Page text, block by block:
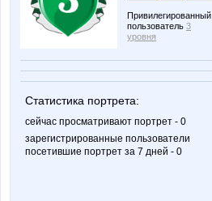
Привилегированный
пользователь 3
уровня
Статистика портрета:
сейчас просматривают портрет - 0
зарегистрированные пользователи
посетившие портрет за 7 дней - 0